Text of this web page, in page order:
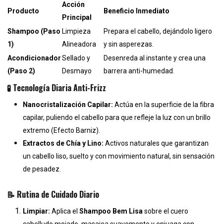
Producto
Acción
Principal
Beneficio Inmediato
Shampoo (Paso
1)
Limpieza
Alineadora
Prepara el cabello, dejándolo ligero
y sin asperezas.
Acondicionador
(Paso 2)
Sellado y
Desmayo
Desenreda al instante y crea una
barrera anti-humedad.
🧪 Tecnología Diaria Anti-Frizz
Nanocristalización Capilar: Actúa en la superficie de la fibra
capilar, puliendo el cabello para que refleje la luz con un brillo
extremo (Efecto Barniz).
Extractos de Chía y Lino: Activos naturales que garantizan
un cabello liso, suelto y con movimiento natural, sin sensación
de pesadez.
📝 Rutina de Cuidado Diario
Limpiar: Aplica el Shampoo Bem Lisasobre el cuero